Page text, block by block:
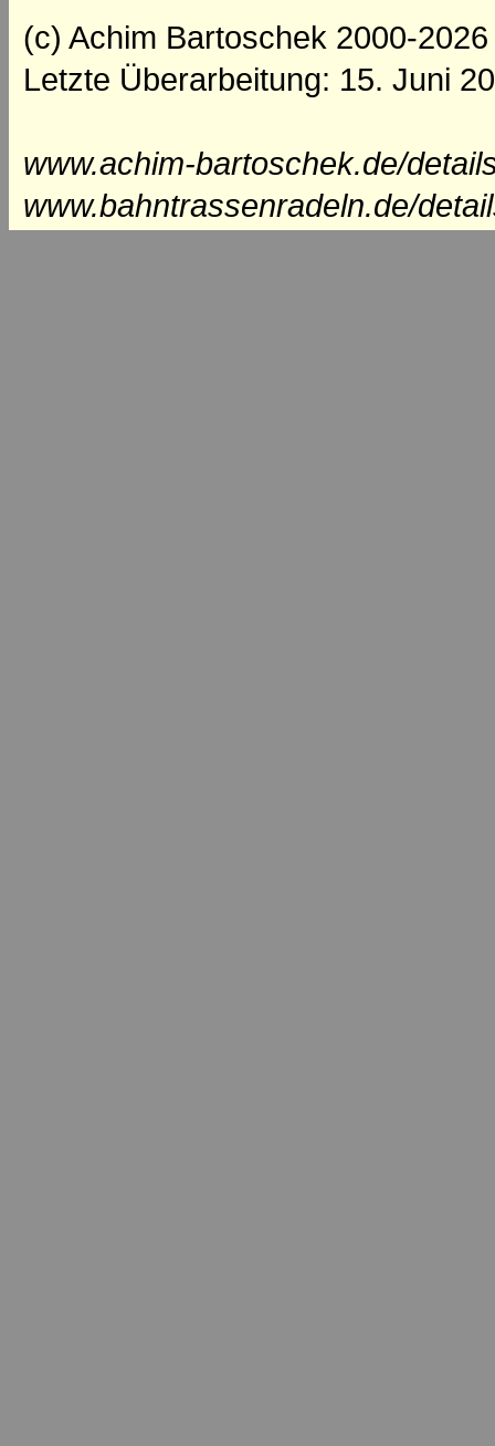
(c) Achim Bartoschek 2000-2026
Letzte Überarbeitung: 15. Juni
www.achim-bartoschek.de/
www.bahntrassenradeln.de/